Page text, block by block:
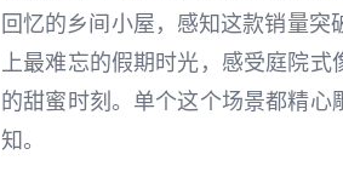
回忆的乡间小屋，感知这款销量
上最难忘的假期时光，感受庭院
的甜蜜时刻。单个这个场景都精
知。